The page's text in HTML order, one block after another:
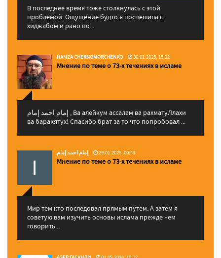
В последнее время тоже столкнулась с этой
проблемой. Ощущение будто я поспешила с
хиджабом и рано по...
HAMZA CHERNOMORCHENKO 30.01.2025, 15:22
Мнение по теме о 73-х течениях в исламе
إمام احمد إمام , Ва алейкум ассалам ва рахматуЛлахи
ва баракятух! Спасибо брат за то что попробовал ...
إمام احمد إمام 29.01.2025, 00:43
Мнение по теме о 73-х течениях в исламе
Мир тем кто последовал прямым путем. А затем я
советую вам изучить основы ислама прежде чем
говорить...